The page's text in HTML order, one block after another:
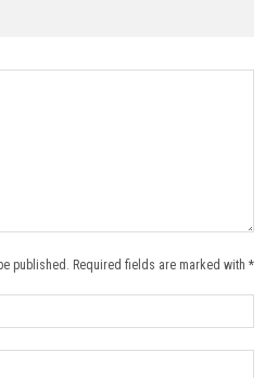
published. Required fields are marked with *